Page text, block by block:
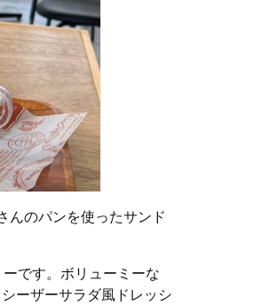
んのパンを使ったサンド
です。ボリューミーな
ーザーサラダ風ドレッシ